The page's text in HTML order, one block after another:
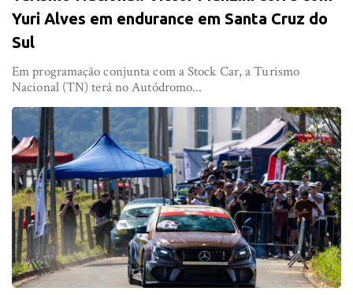
Yuri Alves em endurance em Santa Cruz do
Sul
Em programação conjunta com a Stock Car, a Turismo
Nacional (TN) terá no Autódromo...